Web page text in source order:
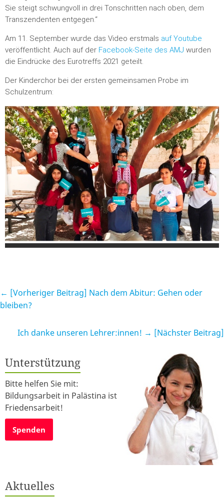
Sie steigt schwungvoll in drei Tonschritten nach oben, dem
Transzendenten entgegen.“
Am 11. September wurde das Video erstmals auf Youtube
veröffentlicht. Auch auf der Facebook-Seite des AMJ wurden
die Eindrücke des Eurotreffs 2021 geteilt.
Der Kinderchor bei der ersten gemeinsamen Probe im
Schulzentrum:
← [Vorheriger Beitrag] Nach dem Abitur: Gehen oder
bleiben?
Ich danke unseren Lehrer:innen! → [Nächster Beitrag]
Unterstützung
Bitte helfen Sie mit:
Bildungsarbeit in Palästina ist
Friedensarbeit!
Spenden
Aktuelles